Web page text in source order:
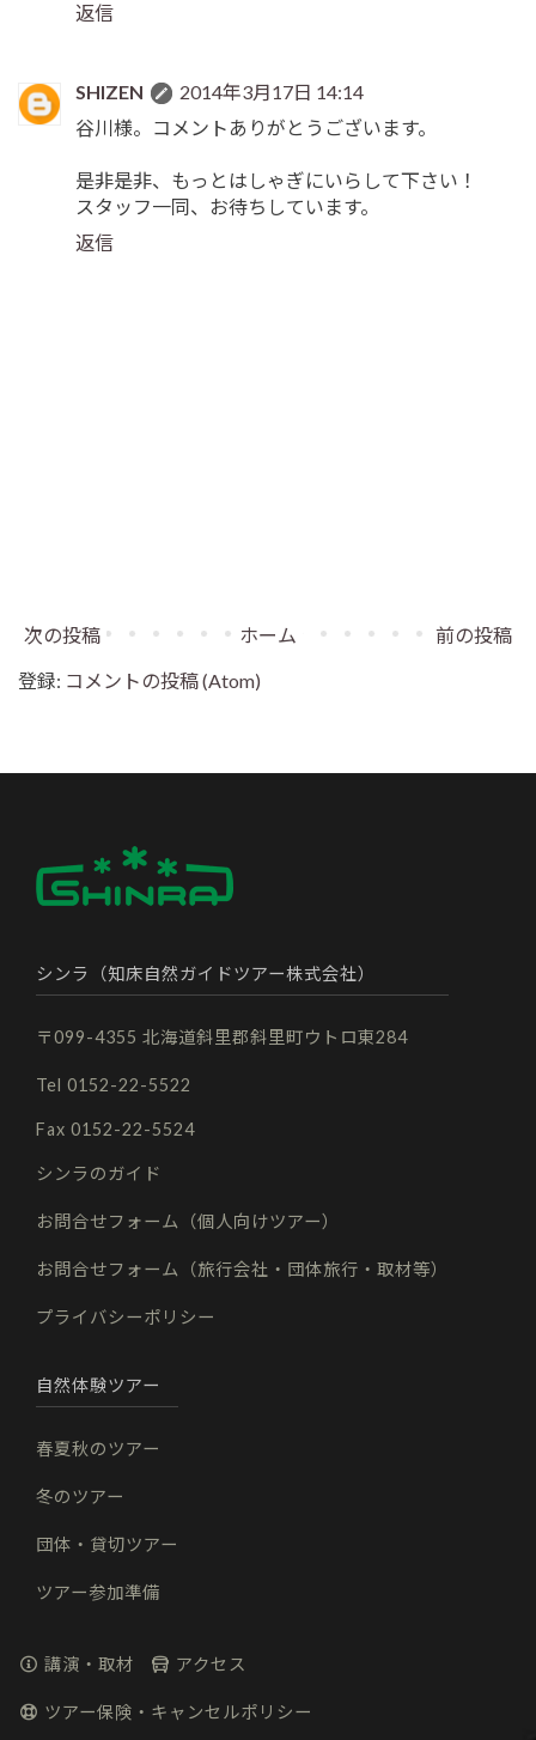
返信
SHIZEN
2014年3月17日 14:14
谷川様。コメントありがとうございます。
是非是非、もっとはしゃぎにいらして下さい！
スタッフ一同、お待ちしています。
返信
次の投稿 前の投稿
ホーム
登録: コメントの投稿 (Atom)
シンラ（知床自然ガイドツアー株式会社）
〒099-4355 北海道斜里郡斜里町ウトロ東284
Tel 0152-22-5522
Fax 0152-22-5524
シンラのガイド
お問合せフォーム（個人向けツアー）
お問合せフォーム（旅行会社・団体旅行・取材等）
プライバシーポリシー
自然体験ツアー
春夏秋のツアー
冬のツアー
団体・貸切ツアー
ツアー参加準備
講演・取材 アクセス
ツアー保険・キャンセルポリシー